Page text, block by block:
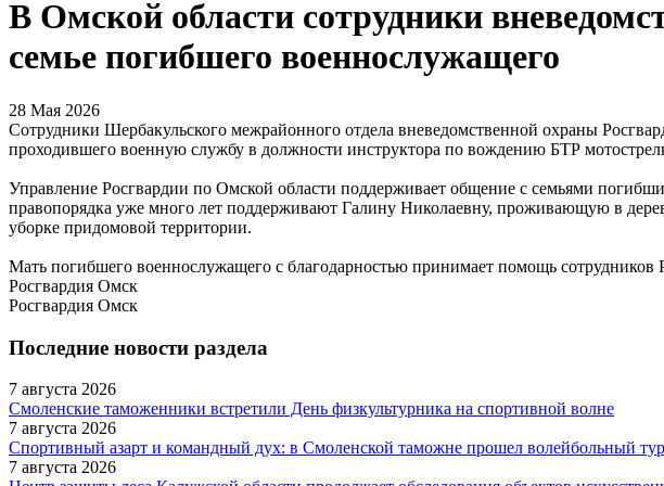
В Омской области сотрудники
семье погибшего военнослужащего
28 Мая 2026
Сотрудники Шербакульского межрайонного отдела вневедомственной охраны
проходившего военную службу в должности инструктора по вождению БТР
Управление Росгвардии по Омской области поддерживает общение с семьями
правопорядка уже много лет поддерживают Галину Николаевну, проживающую в
уборке придомовой территории.
Мать погибшего военнослужащего с благодарностью принимает помощь сотрудников
Росгвардия Омск
Росгвардия Омск
Последние новости раздела
7 августа 2026
Смоленские таможенники встретили День физкультурника на спортивной волне
7 августа 2026
Спортивный азарт и командный дух: в Смоленской таможне прошел волейбольный
7 августа 2026